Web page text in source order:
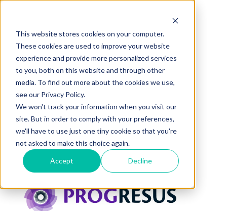
This website stores cookies on your computer.
These cookies are used to improve your website
experience and provide more personalized services
to you, both on this website and through other
media. To find out more about the cookies we use,
see our Privacy Policy.
We won't track your information when you visit our
site. But in order to comply with your preferences,
we'll have to use just one tiny cookie so that you're
not asked to make this choice again.
Accept Decline